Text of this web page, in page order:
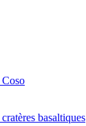
basaltiques